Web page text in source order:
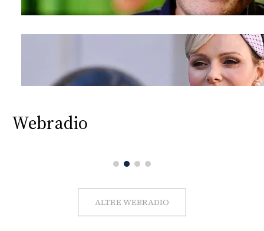
Webradio
ALTRE WEBRADIO